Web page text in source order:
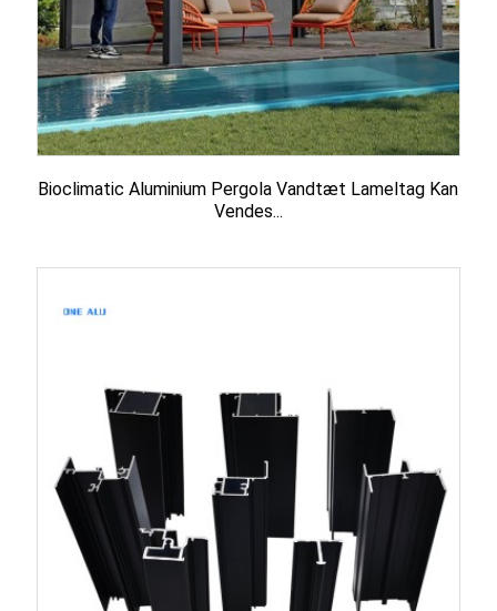
Bioclimatic Aluminium Pergola Vandtæt Lameltag Kan
Vendes...